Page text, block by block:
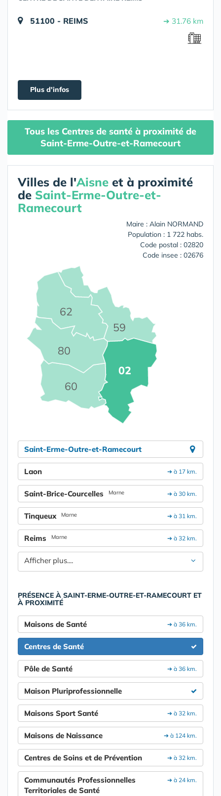
51100 - REIMS ➔ 31.76 km
Plus d'infos
Tous les Centres de santé à proximité de
Saint-Erme-Outre-et-Ramecourt
Villes de l'Aisne et à proximité
de Saint-Erme-Outre-et-
Ramecourt
Maire : Alain NORMAND
Population : 1 722 habs.
Code postal : 02820
Code insee : 02676
02
59
60
62
80
Saint-Erme-Outre-et-Ramecourt
➔ à 17 km.
Laon
➔ à 30 km.
Saint-Brice-Courcelles Marne
➔ à 31 km.
Tinqueux Marne
➔ à 32 km.
Reims Marne
Afficher plus....
PRÉSENCE À SAINT-ERME-OUTRE-ET-RAMECOURT ET
À PROXIMITÉ
➔ à 36 km.
Maisons de Santé
Centres de Santé
➔ à 36 km.
Pôle de Santé
Maison Pluriprofessionnelle
➔ à 32 km.
Maisons Sport Santé
➔ à 124 km.
Maisons de Naissance
➔ à 32 km.
Centres de Soins et de Prévention
➔ à 24 km.
Communautés Professionnelles
Territoriales de Santé